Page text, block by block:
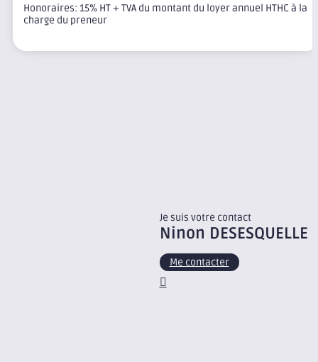
Honoraires: 15% HT + TVA du montant du loyer annuel HTHC à la
charge du preneur
Je suis votre contact
Ninon DESESQUELLE
Me contacter